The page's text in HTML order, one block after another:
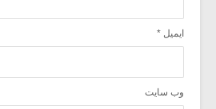
ایمیل *
وب‌ سایت